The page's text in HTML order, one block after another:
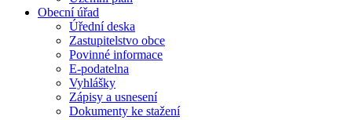
Obecní úřad
Úřední deska
Zastupitelstvo obce
Povinné informace
E-podatelna
Vyhlášky
Zápisy a usnesení
Dokumenty ke stažení